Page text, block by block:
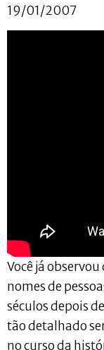
19/01/2007
Você já
nomes de
séculos depois
tão detalhado
no curso da